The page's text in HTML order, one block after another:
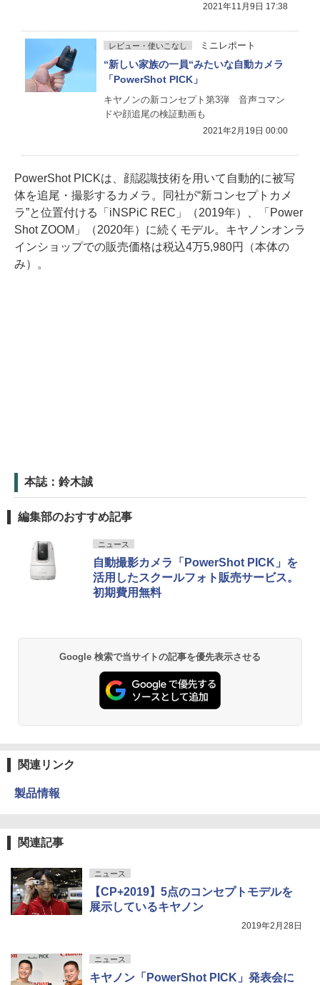
2021年11月9日 17:38
レビュー・使いこなし ミニレポート
“新しい家族の一員“みたいな自動カメラ
「PowerShot PICK」
キヤノンの新コンセプト第3弾 音声コマン
ドや顔追尾の検証動画も
2021年2月19日 00:00
PowerShot PICKは、顔認識技術を用いて自動的に被写
体を追尾・撮影するカメラ。同社が“新コンセプトカメ
ラ”と位置付ける「iNSPiC REC」（2019年）、「Power
Shot ZOOM」（2020年）に続くモデル。キヤノンオンラ
インショップでの販売価格は税込4万5,980円（本体の
み）。
本誌：鈴木誠
編集部のおすすめ記事
ニュース
自動撮影カメラ「PowerShot PICK」を
活用したスクールフォト販売サービス。
初期費用無料
Google 検索で当サイトの記事を優先表示させる
関連リンク
製品情報
関連記事
ニュース
【CP+2019】5点のコンセプトモデルを
展示しているキヤノン
2019年2月28日
ニュース
キヤノン「PowerShot PICK」発表会に